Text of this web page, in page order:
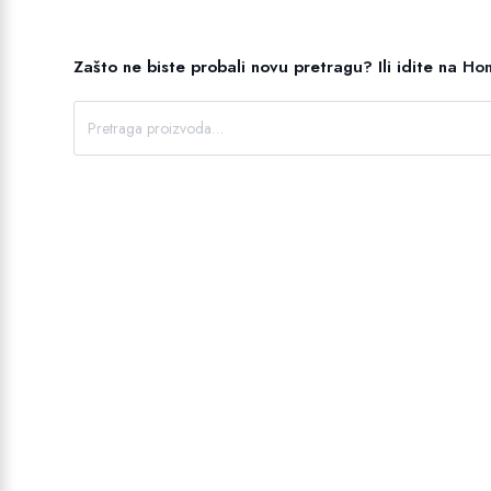
Zašto ne biste probali novu pretragu? Ili idite na